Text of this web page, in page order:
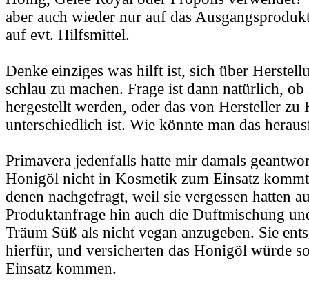
aber auch wieder nur auf das
auf evt. Hilfsmittel.
Denke einziges was hilft ist, sich über
schlau zu machen. Frage ist dann natürlich,
hergestellt werden, oder das von Hersteller zu
unterschiedlich ist. Wie könnte man das
Primavera jedenfalls hatte mir damals
Honigöl nicht in Kosmetik zum Einsatz
denen nachgefragt, weil sie vergessen hatten
Produktanfrage hin auch die Duftmischung
Träum Süß als nicht vegan anzugeben. Sie
hierfür, und versicherten das Honigöl würde
Einsatz kommen.